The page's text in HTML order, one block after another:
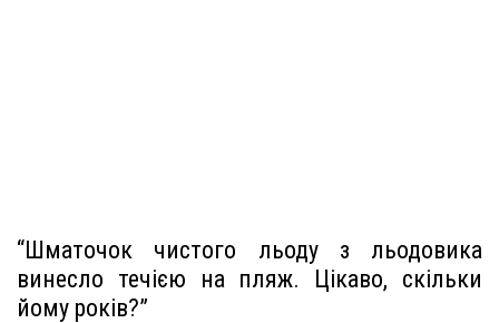
“Шматочок чистого льоду з льодовика
винесло течією на пляж. Цікаво, скільки
йому років?”